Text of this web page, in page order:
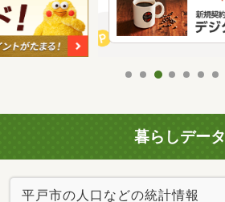
暮らしデータ
平戸市の人口などの統計情報